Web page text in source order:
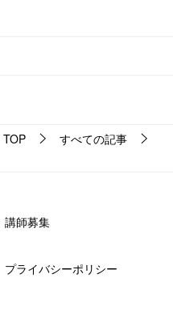
TOP
すべての記事
講師募集
プライバシーポリシー